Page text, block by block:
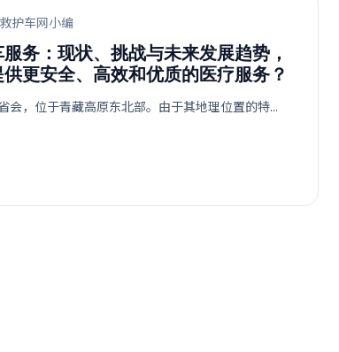
救护车网小编
务：现状、挑战与未来发展趋势，
更安全、高效和优质的医疗服务？
会，位于青藏高原东北部。由于其地理位置的特...